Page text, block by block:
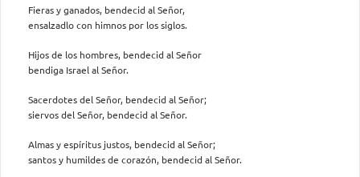
Fieras y ganados, bendecid al Señor,
ensalzadlo con himnos por los siglos.
Hijos de los hombres, bendecid al Señor
bendiga Israel al Señor.
Sacerdotes del Señor, bendecid al Señor;
siervos del Señor, bendecid al Señor.
Almas y espíritus justos, bendecid al Señor;
santos y humildes de corazón, bendecid al Señor.